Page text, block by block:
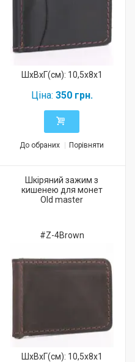
ШхВхГ(см): 10,5x8x1
Ціна: 350 грн.
До обраних Порівняти
Шкіряний зажим з
кишенею для монет
Old master
#Z-4Brown
ШхВхГ(см): 10,5x8x1